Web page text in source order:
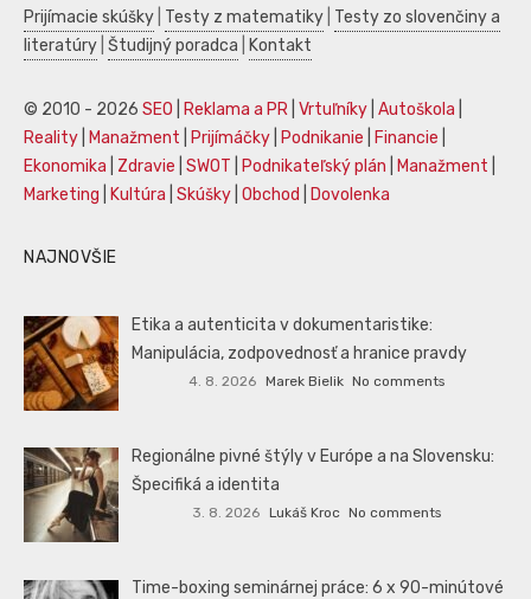
Prijímacie skúšky Testy z matematiky Testy zo slovenčiny a
literatúry Študijný poradca Kontakt
© 2010 - 2026 SEO Reklama a PR Vrtuľníky Autoškola
Reality
Manažment Prijímáčky Podnikanie Financie
Ekonomika
Zdravie SWOT Podnikateľský plán Manažment
Marketing
Kultúra Skúšky Obchod Dovolenka
NAJNOVŠIE
Etika a autenticita v dokumentaristike:
Manipulácia, zodpovednosť a hranice pravdy
4. 8. 2026 Marek Bielik No comments
Regionálne pivné štýly v Európe a na Slovensku:
Špecifiká a identita
3. 8. 2026 Lukáš Kroc No comments
Time-boxing seminárnej práce: 6 x 90-minútové